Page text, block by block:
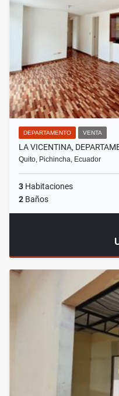
DEPARTAMENTO VENTA
LA VICENTINA,
Quito, Pichincha, Ecuador
3 Habitaciones
2 Baños